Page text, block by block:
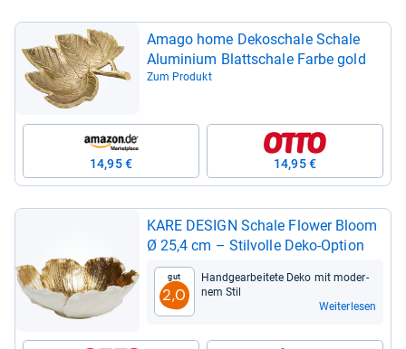
Amago home Deko­schale Schale
Alu­mi­nium Blatt­schale Farbe gold
Zum Produkt
14,95 € 14,95 €
KARE DESIGN Schale Flower Bloom
Ø 25,4 cm – Stil­volle Deko-​Option
Gut
2,0
Hand­ge­ar­bei­tete Deko mit moder­
nem Stil
Weiterlesen